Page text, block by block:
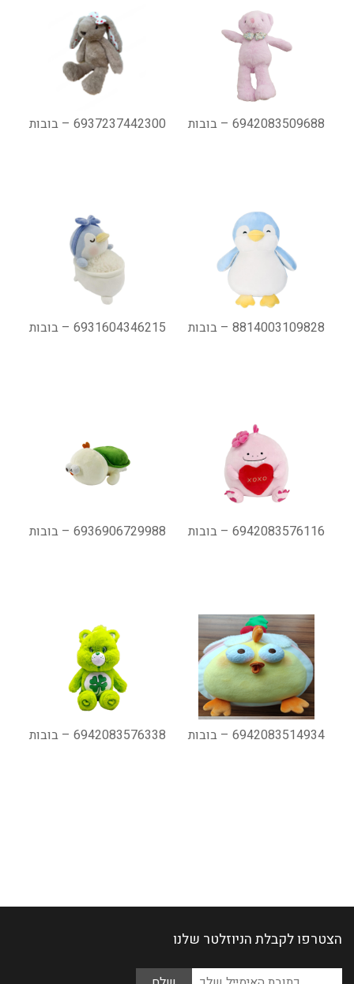
6942083509688 – בובות 6937237442300 – בובות
8814003109828 – בובות 6931604346215 – בובות
6942083576116 – בובות 6936906729988 – בובות
6942083514934 – בובות 6942083576338 – בובות
הצטרפו לקבלת הניוזלטר שלנו
Please